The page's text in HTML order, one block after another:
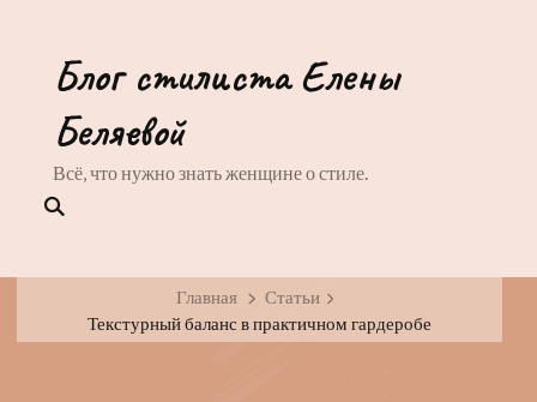
Блог стилиста Елены
Беляевой
Всё, что нужно знать женщине о стиле.
Главная
Статьи
Текстурный баланс в практичном гардеробе